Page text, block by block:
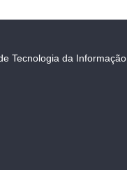
Tecnologia da Informação